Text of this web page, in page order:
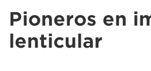
Pioneros en
lenticular